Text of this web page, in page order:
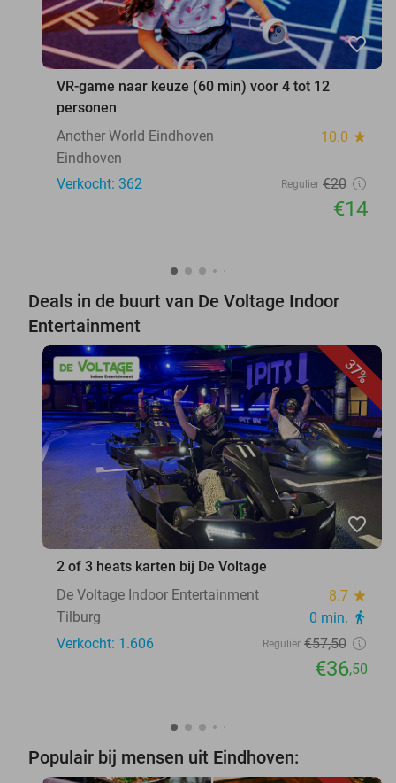
favorite_border
VR-game naar keuze (60 min) voor 4 tot 12
personen
Another World Eindhoven
10.0 star
Eindhoven
Verkocht: 362
Regulier €20
€14
Deals in de buurt van De Voltage Indoor
Entertainment
37%
favorite_border
2 of 3 heats karten bij De Voltage
De Voltage Indoor Entertainment
8.7 star
Tilburg 0 min. directions_walk
Verkocht: 1.606 Regulier €57,50
€36,50
Populair bij mensen uit Eindhoven: